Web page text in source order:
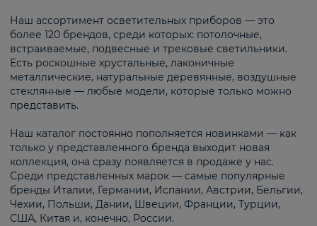
Наш ассортимент осветительных приборов — это
более 120 брендов, среди которых: потолочные,
встраиваемые, подвесные и трековые светильники.
Есть роскошные хрустальные, лаконичные
металлические, натуральные деревянные, воздушные
стеклянные — любые модели, которые только можно
представить.
Наш каталог постоянно пополняется новинками — как
только у представленного бренда выходит новая
коллекция, она сразу появляется в продаже у нас.
Среди представленных марок — самые популярные
бренды Италии, Германии, Испании, Австрии, Бельгии,
Чехии, Польши, Дании, Швеции, Франции, Турции,
США, Китая и, конечно, России.